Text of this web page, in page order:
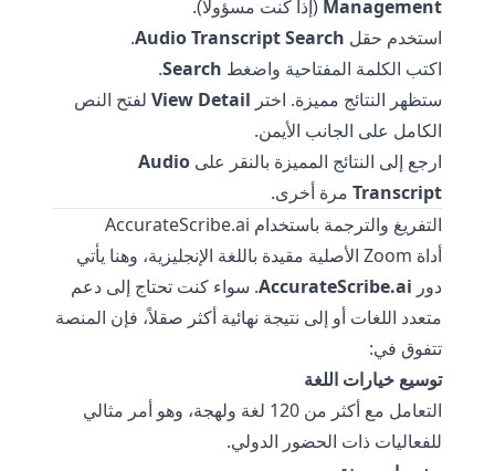
Management (إذا كنت مسؤولاً).
استخدم حقل Audio Transcript Search
.
اكتب الكلمة المفتاحية واضغط Search
.
ستظهر النتائج مميزة. اختر View Detail لفتح النص
الكامل على الجانب الأيمن.
ارجع إلى النتائج المميزة بالنقر على Audio
Transcript مرة أخرى.
التفريغ والترجمة باستخدام AccurateScribe.ai
أداة Zoom الأصلية مقيدة باللغة الإنجليزية، وهنا يأتي
دور AccurateScribe.ai. سواء كنت تحتاج إلى دعم
متعدد اللغات أو إلى نتيجة نهائية أكثر صقلاً، فإن المنصة
تتفوق في:
توسيع خيارات اللغة
التعامل مع أكثر من 120 لغة ولهجة، وهو أمر مثالي
للفعاليات ذات الحضور الدولي.